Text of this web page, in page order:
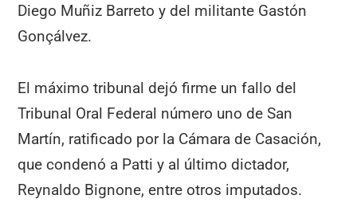
Diego Muñiz Barreto y del militante Gastón
Gonçálvez.
El máximo tribunal dejó firme un fallo del
Tribunal Oral Federal número uno de San
Martín, ratificado por la Cámara de Casación,
que condenó a Patti y al último dictador,
Reynaldo Bignone, entre otros imputados.